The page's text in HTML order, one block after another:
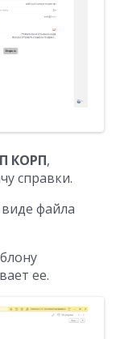
КОРП,
справки.
файла
ее.